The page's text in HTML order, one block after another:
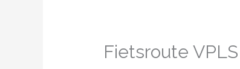
Fietsroute VPLS